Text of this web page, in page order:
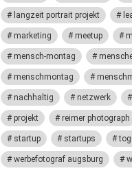
langzeit portrait projekt
marketing meetup
mensch-montag
menschmontag
nachhaltig netzwerk
projekt reimer photograph
startup startups
werbefotograf augsburg